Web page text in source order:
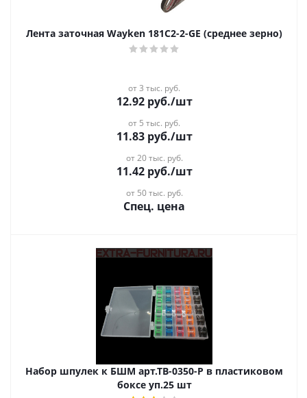
Лента заточная Wayken 181C2-2-GE (среднее зерно)
от 3 тыс. руб.
12.92руб./шт
от 5 тыс. руб.
11.83руб./шт
от 20 тыс. руб.
11.42руб./шт
от 50 тыс. руб.
Спец. цена
Набор шпулек к БШМ арт.ТВ-0350-Р в пластиковом
боксе уп.25 шт